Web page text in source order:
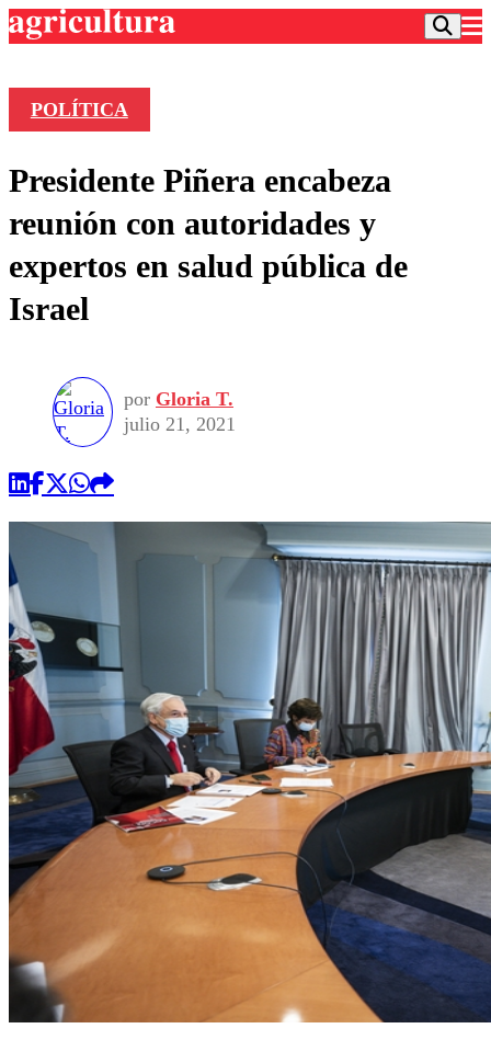
Frecuencias
Agricultura TV
Deportes
Colo Colo
Torneo Internacional
Torneo Nacional
Entretención
Internacional
Nacional
Programas
Comercial
POLÍTICA
Presidente Piñera encabeza
reunión con autoridades y
expertos en salud pública de
Israel
por Gloria T.
julio 21, 2021